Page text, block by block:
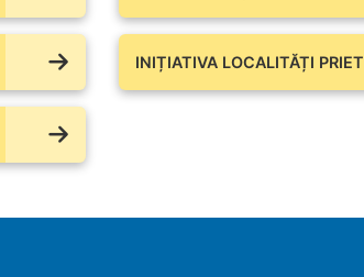
INIȚIATIVA LOCALITĂȚI